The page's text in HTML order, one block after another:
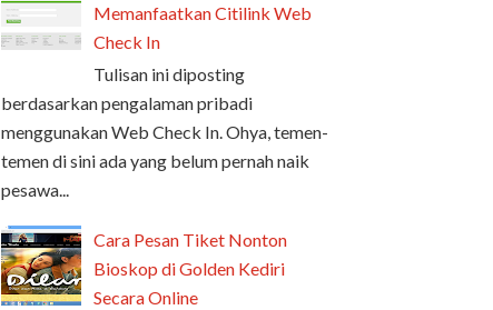
Memanfaatkan Citilink Web
Check In
Tulisan ini diposting
berdasarkan pengalaman pribadi
menggunakan Web Check In. Ohya, temen-
temen di sini ada yang belum pernah naik
pesawa...
Cara Pesan Tiket Nonton
Bioskop di Golden Kediri
Secara Online